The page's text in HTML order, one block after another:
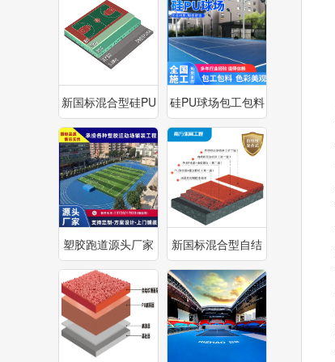
新国标混合型硅PU
球场
硅PU球场包工包料
塑胶跑道源头厂家
新国标混合型自结
纹塑胶跑道